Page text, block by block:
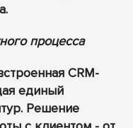
процесса
CRM-
единый
Решение